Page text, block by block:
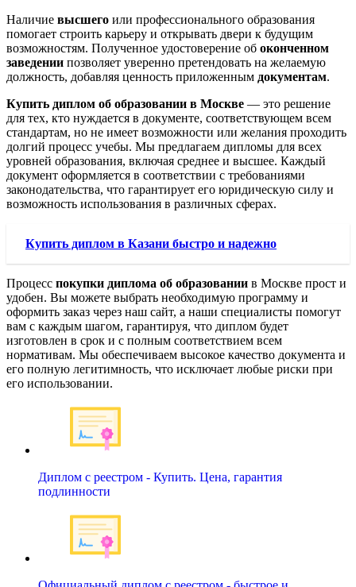
Наличие высшего или профессионального образования
помогает строить карьеру и открывать двери к будущим
возможностям. Полученное удостоверение об оконченном
заведении позволяет уверенно претендовать на желаемую
должность, добавляя ценность приложенным документам.
Купить диплом об образовании в Москве — это решение
для тех, кто нуждается в документе, соответствующем всем
стандартам, но не имеет возможности или желания проходить
долгий процесс учебы. Мы предлагаем дипломы для всех
уровней образования, включая среднее и высшее. Каждый
документ оформляется в соответствии с требованиями
законодательства, что гарантирует его юридическую силу и
возможность использования в различных сферах.
Купить диплом в Казани быстро и надежно
Процесс покупки диплома об образовании в Москве прост и
удобен. Вы можете выбрать необходимую программу и
оформить заказ через наш сайт, а наши специалисты помогут
вам с каждым шагом, гарантируя, что диплом будет
изготовлен в срок и с полным соответствием всем
нормативам. Мы обеспечиваем высокое качество документа и
его полную легитимность, что исключает любые риски при
его использовании.
Диплом с реестром - Купить. Цена, гарантия
подлинности